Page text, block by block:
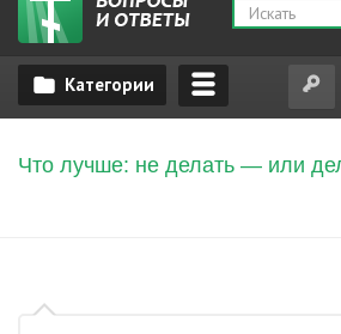
Что лучше: не делать — или